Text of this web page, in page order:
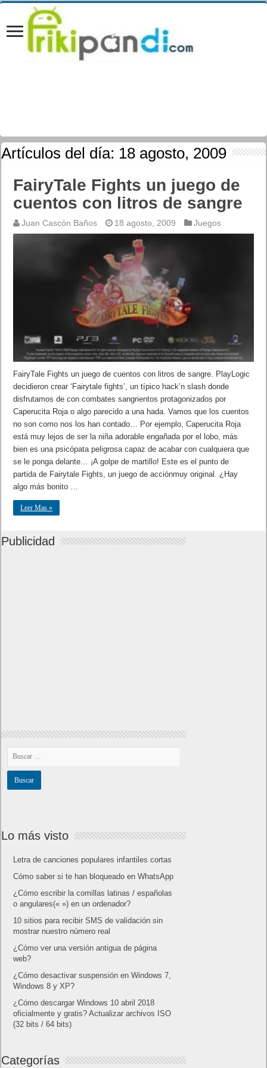
Artículos del día: 18 agosto, 2009
FairyTale Fights un juego de
cuentos con litros de sangre
Juan Cascón Baños 18 agosto, 2009 Juegos
FairyTale Fights un juego de cuentos con litros de sangre. PlayLogic
decidieron crear ‘Fairytale fights’, un típico hack’n slash donde
disfrutamos de con combates sangrientos protagonizados por
Caperucita Roja o algo parecido a una hada. Vamos que los cuentos
no son como nos los han contado… Por ejemplo, Caperucita Roja
está muy lejos de ser la niña adorable engañada por el lobo, más
bien es una psicópata peligrosa capaz de acabar con cualquiera que
se le ponga delante… ¡A golpe de martillo! Este es el punto de
partida de Fairytale Fights, un juego de acciónmuy original. ¿Hay
algo más bonito …
Leer Mas »
Publicidad
Lo más visto
Letra de canciones populares infantiles cortas
Cómo saber si te han bloqueado en WhatsApp
¿Cómo escribir la comillas latinas / españolas
o angulares(« ») en un ordenador?
10 sitios para recibir SMS de validación sin
mostrar nuestro número real
¿Cómo ver una versión antigua de página
web?
¿Cómo desactivar suspensión en Windows 7,
Windows 8 y XP?
¿Cómo descargar Windows 10 abril 2018
oficialmente y gratis? Actualizar archivos ISO
(32 bits / 64 bits)
Categorías